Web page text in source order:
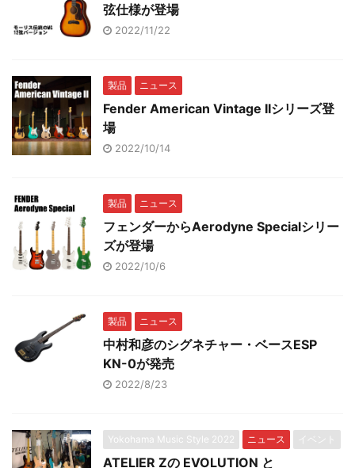
弦仕様が登場
2022/11/22
製品 ニュース
Fender American Vintage IIシリーズ登
場
2022/10/14
製品 ニュース
フェンダーからAerodyne Specialシリー
ズが登場
2022/10/6
製品 ニュース
中村和彦のシグネチャー・ベースESP
KN-0が発売
2022/8/23
Yokohama Music Style 2022 ニュース イベント
ATELIER Zの EVOLUTION と